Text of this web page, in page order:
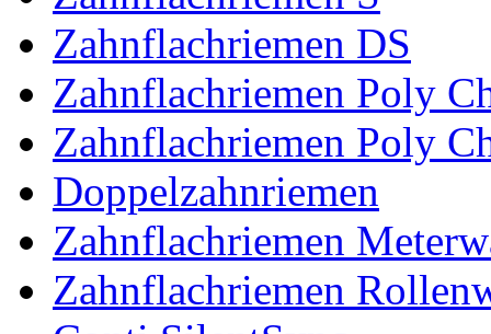
Zahnflachriemen DS
Zahnflachriemen Poly
Zahnflachriemen Poly
Doppelzahnriemen
Zahnflachriemen
Zahnflachriemen